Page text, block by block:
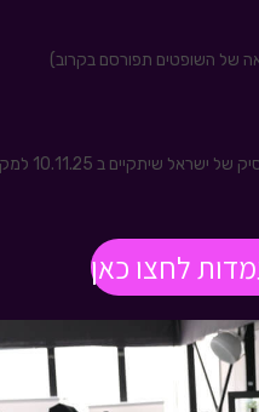
למקומות הראשונים 🙂
לחצו כאן